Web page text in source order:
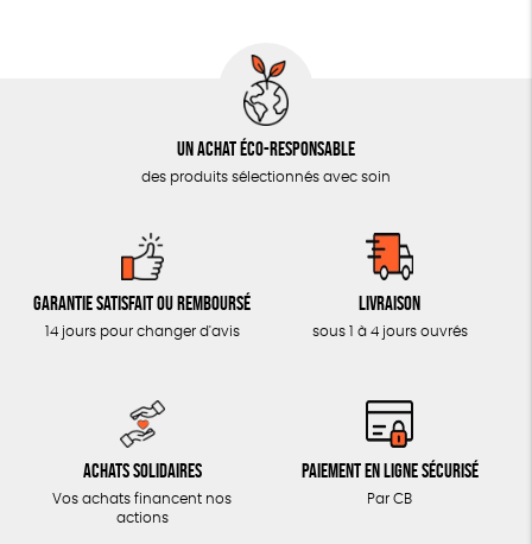
CUISINE / NUTRITION
ACCESSOIRES
Un achat éco-responsable
des produits sélectionnés avec soin
Garantie satisfait ou remboursé
14 jours pour changer d'avis
Livraison
sous 1 à 4 jours ouvrés
Achats solidaires
Vos achats financent nos
actions
Paiement en ligne sécurisé
Par CB